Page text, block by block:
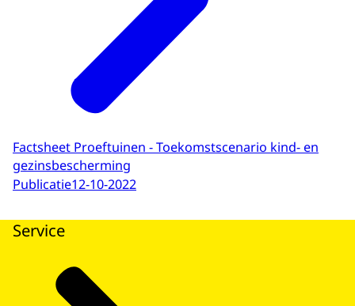
Factsheet Proeftuinen - Toekomstscenario kind- en
gezinsbescherming
Publicatie12-10-2022
Service